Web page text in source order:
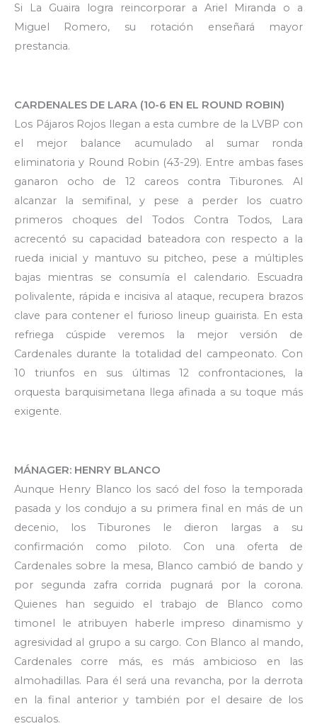
Si La Guaira logra reincorporar a Ariel Miranda o a
Miguel Romero, su rotación enseñará mayor
prestancia.
CARDENALES DE LARA (10-6 EN EL ROUND ROBIN)
Los Pájaros Rojos llegan a esta cumbre de la LVBP con
el mejor balance acumulado al sumar ronda
eliminatoria y Round Robin (43-29). Entre ambas fases
ganaron ocho de 12 careos contra Tiburones. Al
alcanzar la semifinal, y pese a perder los cuatro
primeros choques del Todos Contra Todos, Lara
acrecentó su capacidad bateadora con respecto a la
rueda inicial y mantuvo su pitcheo, pese a múltiples
bajas mientras se consumía el calendario. Escuadra
polivalente, rápida e incisiva al ataque, recupera brazos
clave para contener el furioso lineup guairista. En esta
refriega cúspide veremos la mejor versión de
Cardenales durante la totalidad del campeonato. Con
10 triunfos en sus últimas 12 confrontaciones, la
orquesta barquisimetana llega afinada a su toque más
exigente.
MÁNAGER: HENRY BLANCO
Aunque Henry Blanco los sacó del foso la temporada
pasada y los condujo a su primera final en más de un
decenio, los Tiburones le dieron largas a su
confirmación como piloto. Con una oferta de
Cardenales sobre la mesa, Blanco cambió de bando y
por segunda zafra corrida pugnará por la corona.
Quienes han seguido el trabajo de Blanco como
timonel le atribuyen haberle impreso dinamismo y
agresividad al grupo a su cargo. Con Blanco al mando,
Cardenales corre más, es más ambicioso en las
almohadillas. Para él será una revancha, por la derrota
en la final anterior y también por el desaire de los
escualos.